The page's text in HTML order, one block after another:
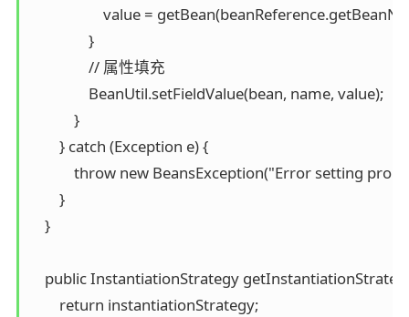
value =
                }
                // 属性填充
                BeanUtil.setFieldValue(bean, name, value);
            }
        } catch (Exception e) {
throw new BeansException("Error setting
        }
    }
public InstantiationStrategy
        return instantiationStrategy;